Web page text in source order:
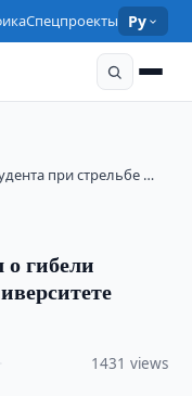
Спецпроекты Ру
при стрельбе …
гибели
1431 views